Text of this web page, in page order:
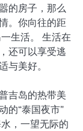
的房子，那么
。你向往的距
生活。 生活在
还可以享受逃
与美好。
吉岛的热带美
的“泰国夜市”
，一望无际的